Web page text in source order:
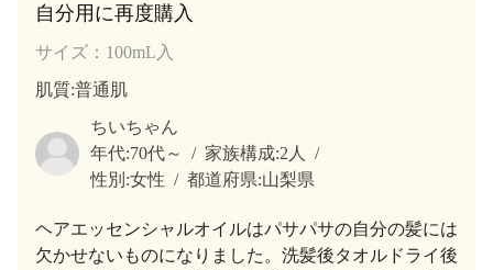
自分用に再度購入
サイズ：100mL入
肌質:普通肌
ちいちゃん
年代:70代～ 家族構成:2人
性別:女性 都道府県:山梨県
ヘアエッセンシャルオイルはパサパサの自分の髪には
欠かせないものになりました。洗髪後タオルドライ後